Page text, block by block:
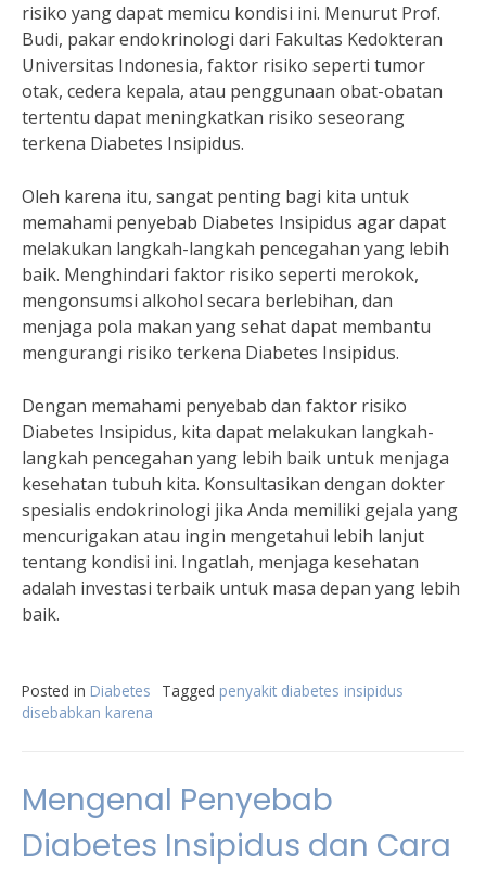
risiko yang dapat memicu kondisi ini. Menurut Prof.
Budi, pakar endokrinologi dari Fakultas Kedokteran
Universitas Indonesia, faktor risiko seperti tumor
otak, cedera kepala, atau penggunaan obat-obatan
tertentu dapat meningkatkan risiko seseorang
terkena Diabetes Insipidus.
Oleh karena itu, sangat penting bagi kita untuk
memahami penyebab Diabetes Insipidus agar dapat
melakukan langkah-langkah pencegahan yang lebih
baik. Menghindari faktor risiko seperti merokok,
mengonsumsi alkohol secara berlebihan, dan
menjaga pola makan yang sehat dapat membantu
mengurangi risiko terkena Diabetes Insipidus.
Dengan memahami penyebab dan faktor risiko
Diabetes Insipidus, kita dapat melakukan langkah-
langkah pencegahan yang lebih baik untuk menjaga
kesehatan tubuh kita. Konsultasikan dengan dokter
spesialis endokrinologi jika Anda memiliki gejala yang
mencurigakan atau ingin mengetahui lebih lanjut
tentang kondisi ini. Ingatlah, menjaga kesehatan
adalah investasi terbaik untuk masa depan yang lebih
baik.
Posted in Diabetes Tagged penyakit diabetes insipidus
disebabkan karena
Mengenal Penyebab
Diabetes Insipidus dan Cara